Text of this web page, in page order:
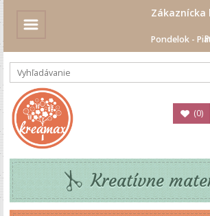
Zákaznícka
Pondelok -
(0)
Kreatívne